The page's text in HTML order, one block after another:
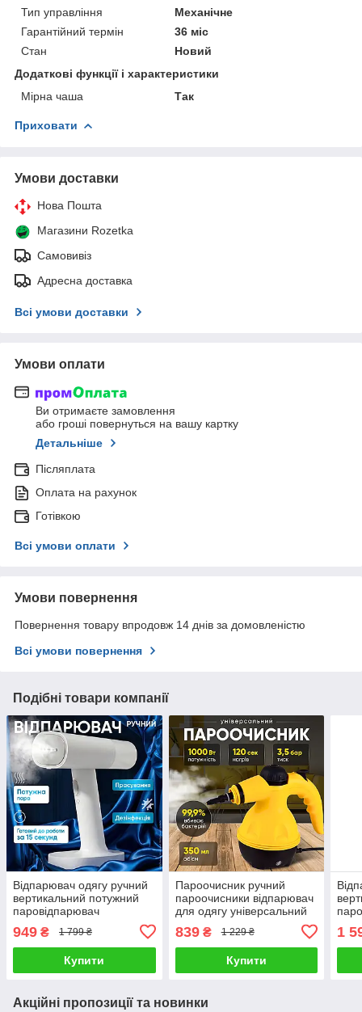
Тип управління
Механічне
Гарантійний термін
36 міс
Стан
Новий
Додаткові функції і характеристики
Мірна чаша
Так
Приховати
Умови доставки
Нова Пошта
Магазини Rozetka
Самовивіз
Адресна доставка
Всі умови доставки
Умови оплати
Ви отримаєте замовлення
або гроші повернуться на вашу картку
Детальніше
Післяплата
Оплата на рахунок
Готівкою
Всі умови оплати
Умови повернення
Повернення товару впродовж 14 днів за домовленістю
Всі умови повернення
Подібні товари компанії
Відпарювач одягу ручний
вертикальний потужний
паровідпарювач
прасувальна система для
всіх видів тканин
949 ₴ 1 799 ₴
Купити
Пароочисник ручний
пароочисники відпарювач
для одягу універсальний
парогенератор для дому
очищення парою
839₴ 1 229 ₴
Купити
всіх
1
Акційні пропозиції та новинки